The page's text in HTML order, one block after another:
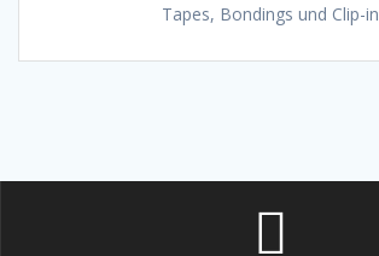
Tapes, Bondings und Clip-in